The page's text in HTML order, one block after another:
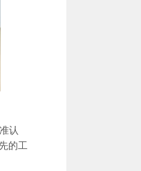
认
的工